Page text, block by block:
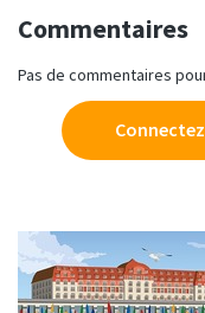
Commentaires
Pas de commentaires